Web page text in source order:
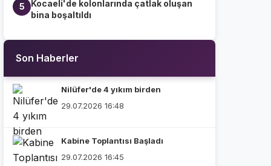
5
Kocaeli'de kolonlarında çatlak oluşan
bina boşaltıldı
Son Haberler
Nilüfer'de 4 yıkım birden
29.07.2026 16:48
Kabine Toplantısı Başladı
29.07.2026 16:45